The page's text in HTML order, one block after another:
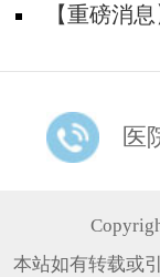
题！
天坛&首钢医
【重磅消
线！
医
本站如有转载或